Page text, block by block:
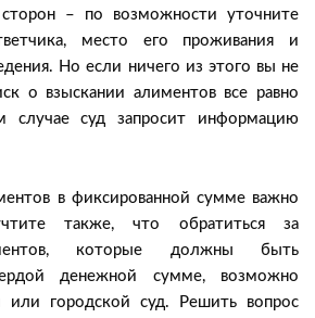
сторон – по возможности уточните
место его проживания и
Но если ничего из этого вы не
о взыскании алиментов все равно
случае суд запросит информацию
в фиксированной сумме важно
также, что обратиться за
которые должны быть
денежной сумме, возможно
или городской суд. Решить вопрос